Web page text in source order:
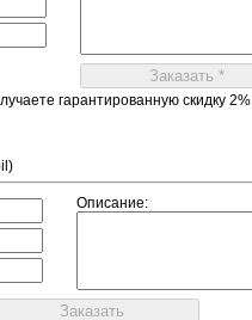
гарантированную скидку 2%
Описание: